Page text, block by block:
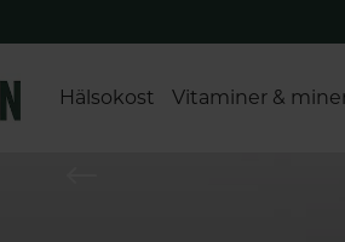
Hälsokost Vitaminer &